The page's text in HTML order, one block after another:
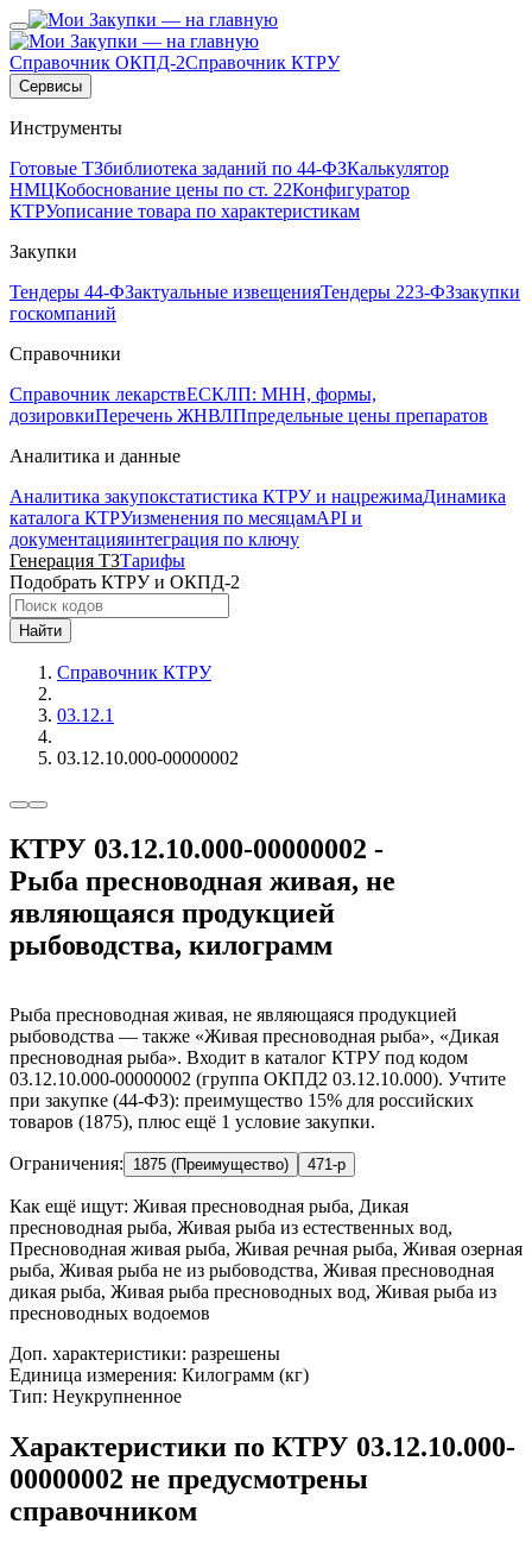
Справочник ОКПД-2Справочник КТРУ
Сервисы
Инструменты
Готовые ТЗбиблиотека заданий по 44-ФЗКалькулятор
НМЦКобоснование цены по ст. 22Конфигуратор
КТРУописание товара по характеристикам
Закупки
Тендеры 44-ФЗактуальные извещенияТендеры 223-ФЗзакупки
госкомпаний
Справочники
Справочник лекарствЕСКЛП: МНН, формы,
дозировкиПеречень ЖНВЛПпредельные цены препаратов
Аналитика и данные
Аналитика закупокстатистика КТРУ и нацрежимаДинамика
каталога КТРУизменения по месяцамAPI и
документацияинтеграция по ключу
Генерация ТЗТарифы
Подобрать КТРУ и ОКПД-2
Найти
Справочник КТРУ
03.12.1
03.12.10.000-00000002
КТРУ 03.12.10.000-00000002 -
Рыба пресноводная живая, не
являющаяся продукцией
рыбоводства, килограмм
Рыба пресноводная живая, не являющаяся продукцией
рыбоводства — также «Живая пресноводная рыба», «Дикая
пресноводная рыба». Входит в каталог КТРУ под кодом
03.12.10.000-00000002 (группа ОКПД2 03.12.10.000). Учтите
при закупке (44-ФЗ): преимущество 15% для российских
товаров (1875), плюс ещё 1 условие закупки.
Ограничения: 1875 (Преимущество) 471-р
Как ещё ищут: Живая пресноводная рыба, Дикая
пресноводная рыба, Живая рыба из естественных вод,
Пресноводная живая рыба, Живая речная рыба, Живая озерная
рыба, Живая рыба не из рыбоводства, Живая пресноводная
дикая рыба, Живая рыба пресноводных вод, Живая рыба из
пресноводных водоемов
Доп. характеристики: разрешены
Единица измерения: Килограмм (кг)
Тип: Неукрупненное
Характеристики по КТРУ 03.12.10.000-
00000002 не предусмотрены
справочником